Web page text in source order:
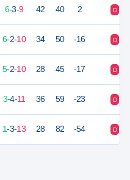
6-3-9 42 40 2 D
6-2-10 34 50 -16 D
5-2-10 28 45 -17 D
3-4-11 36 59 -23 D
1-3-13 28 82 -54 D